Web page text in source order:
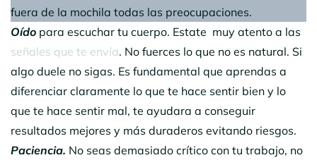
fuera de la mochila todas las preocupaciones.
Oído para escuchar tu cuerpo. Estate muy atento a las
señales que te envía. No fuerces lo que no es natural. Si
algo duele no sigas. Es fundamental que aprendas a
diferenciar claramente lo que te hace sentir bien y lo
que te hace sentir mal, te ayudara a conseguir
resultados mejores y más duraderos evitando riesgos.
Paciencia. No seas demasiado crítico con tu trabajo, no